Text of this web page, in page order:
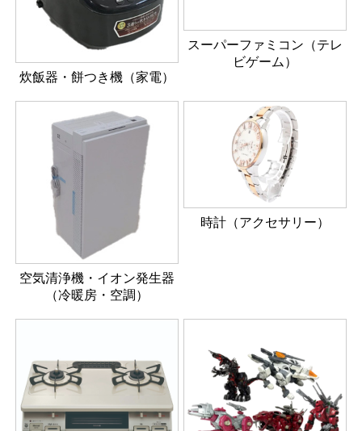
炊飯器・餅つき機（家電）
スーパーファミコン（テレ
ビゲーム）
空気清浄機・イオン発生器
（冷暖房・空調）
時計（アクセサリー）